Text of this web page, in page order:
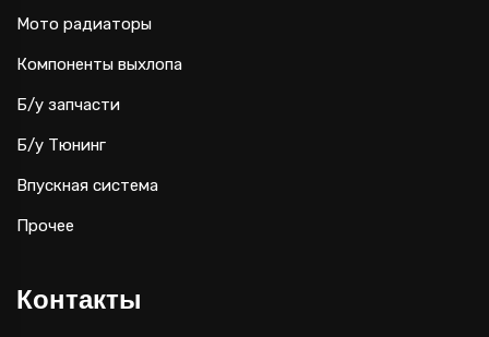
Мото радиаторы
Компоненты выхлопа
Б/у запчасти
Б/у Тюнинг
Впускная система
Прочее
Контакты